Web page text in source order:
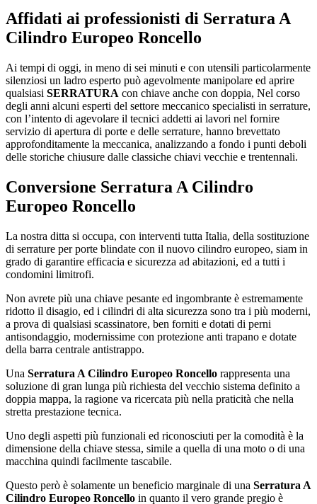
Affidati ai professionisti di Serratura A
Cilindro Europeo Roncello
Ai tempi di oggi, in meno di sei minuti e con utensili particolarmente
silenziosi un ladro esperto può agevolmente manipolare ed aprire
qualsiasi SERRATURA con chiave anche con doppia, Nel corso
degli anni alcuni esperti del settore meccanico specialisti in serrature,
con l’intento di agevolare il tecnici addetti ai lavori nel fornire
servizio di apertura di porte e delle serrature, hanno brevettato
approfonditamente la meccanica, analizzando a fondo i punti deboli
delle storiche chiusure dalle classiche chiavi vecchie e trentennali.
Conversione Serratura A Cilindro
Europeo Roncello
La nostra ditta si occupa, con interventi tutta Italia, della sostituzione
di serrature per porte blindate con il nuovo cilindro europeo, siam in
grado di garantire efficacia e sicurezza ad abitazioni, ed a tutti i
condomini limitrofi.
Non avrete più una chiave pesante ed ingombrante è estremamente
ridotto il disagio, ed i cilindri di alta sicurezza sono tra i più moderni,
a prova di qualsiasi scassinatore, ben forniti e dotati di perni
antisondaggio, modernissime con protezione anti trapano e dotate
della barra centrale antistrappo.
Una Serratura A Cilindro Europeo Roncello rappresenta una
soluzione di gran lunga più richiesta del vecchio sistema definito a
doppia mappa, la ragione va ricercata più nella praticità che nella
stretta prestazione tecnica.
Uno degli aspetti più funzionali ed riconosciuti per la comodità è la
dimensione della chiave stessa, simile a quella di una moto o di una
macchina quindi facilmente tascabile.
Questo però è solamente un beneficio marginale di una Serratura A
Cilindro Europeo Roncello in quanto il vero grande pregio è